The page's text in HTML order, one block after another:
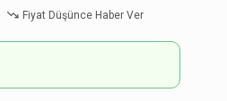
Fiyat Düşünce Haber Ver